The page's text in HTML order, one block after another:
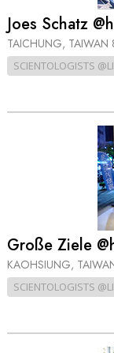
Joes Schatz
TAICHUNG, TAIWAN
SCIENTOLOGISTS
Große Ziele
KAOHSIUNG,
SCIENTOLOGISTS